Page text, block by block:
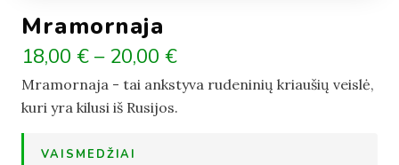
Mramornaja
18,00 € – 20,00 €
Mramornaja - tai ankstyva rudeninių kriaušių veislė,
kuri yra kilusi iš Rusijos.
VAISMEDŽIAI